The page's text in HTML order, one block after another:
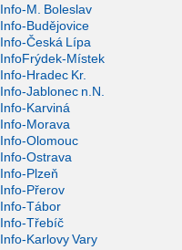
Info-M. Boleslav
Info-Budějovice
Info-Česká Lípa
InfoFrýdek-Místek
Info-Hradec Kr.
Info-Jablonec n.N.
Info-Karviná
Info-Morava
Info-Olomouc
Info-Ostrava
Info-Plzeň
Info-Přerov
Info-Tábor
Info-Třebíč
Info-Karlovy Vary